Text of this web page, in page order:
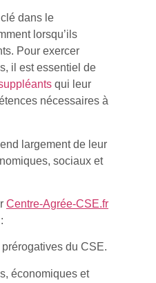
dans le
lorsqu’ils
Pour exercer
il est essentiel de
qui leur
nécessaires à
largement de leur
sociaux et
Centre-Agrée-CSE.fr
du CSE.
économiques et